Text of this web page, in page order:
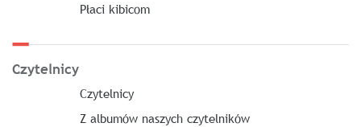
Płaci kibicom
Czytelnicy
Czytelnicy
Z albumów naszych czytelników